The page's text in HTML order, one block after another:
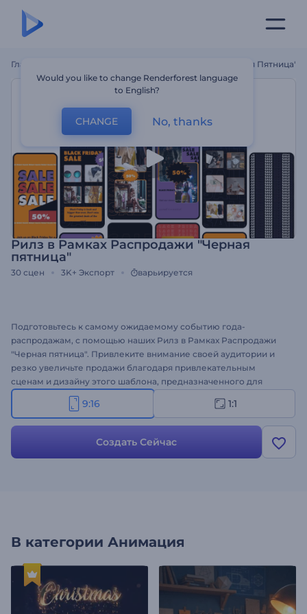
Главная Рилз В Рамках Распродажи "Черная Пятница"
Рилз в Рамках Распродажи "Черная
пятница"
30 сцен 3K+ Экспорт варьируется
Подготовьтесь к самому ожидаемому событию года-
распродажам, с помощью наших Рилз в Рамках Распродажи
"Черная пятница". Привлеките внимание своей аудитории и
резко увеличьте продажи благодаря привлекательным
сценам и дизайну этого шаблона, предназначенного для
постов и роликов в социальных сетях. Персонализируйте
сцены с вашими специальными скидками, предложениями и
социальных сетях и максимально увеличить охват вашего
бренда. Загружайте медиафайлы, пишите тексты и добавляйте
9:16 1:1
Создать Сейчас
В категории Анимация
Would you like to change Renderforest language
to English?
CHANGE No, thanks